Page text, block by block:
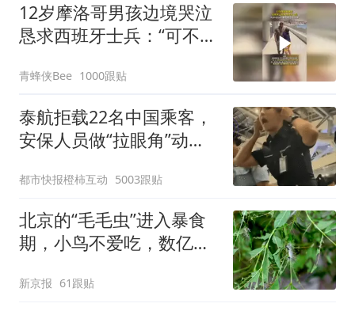
12岁摩洛哥男孩边境哭泣
恳求西班牙士兵：“可不可
青蜂侠Bee 1000跟贴
泰航拒载22名中国乘客，
安保人员做“拉眼角”动
拒绝登机决定由航司作
出；亲历者：曾承诺免费
改签但没兑现
都市快报橙柿互动 5003跟贴
北京的“毛毛虫”进入暴食
期，小鸟不爱吃，数亿头
新京报 61跟贴